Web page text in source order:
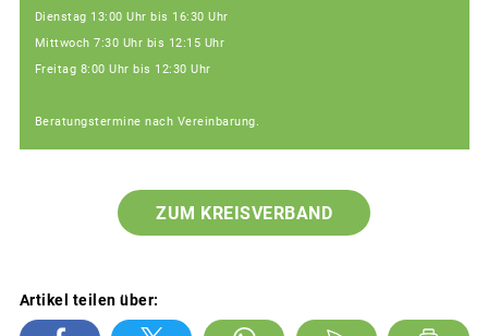
Dienstag 13:00 Uhr bis 16:30 Uhr
Mittwoch 7:30 Uhr bis 12:15 Uhr
Freitag 8:00 Uhr bis 12:30 Uhr
Beratungstermine nach Vereinbarung.
ZUM KREISVERBAND
Artikel teilen über: